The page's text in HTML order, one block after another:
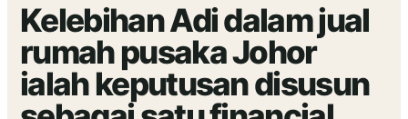
Kelebihan Adi dalam jual
rumah pusaka Johor
ialah keputusan disusun